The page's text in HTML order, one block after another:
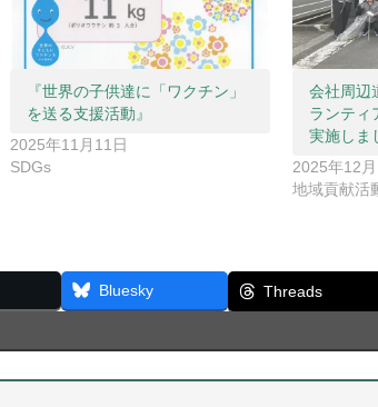
『世界の子供達に「ワクチン」
を送る支援活動』
2025年11月11日
SDGs
会社周辺
ランティ
実施しま
2025年12月
地域貢献活
Bluesky Threads